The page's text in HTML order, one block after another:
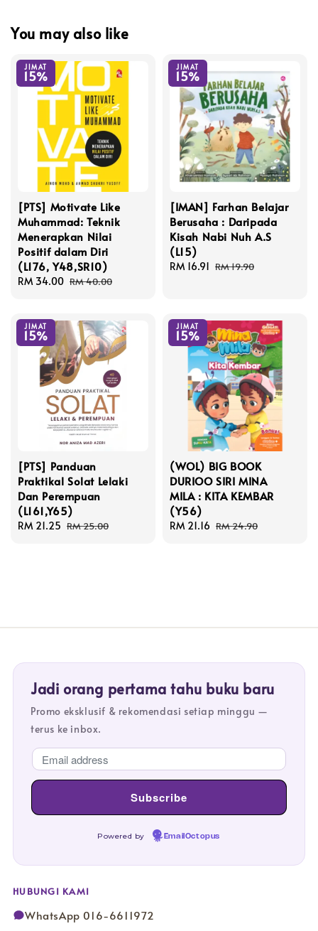
You may also like
JIMAT
15%
[PTS] Motivate Like
Muhammad: Teknik
Menerapkan Nilai
Positif dalam Diri
(L176, Y48,SR10)
Sale
RM 34.00 Regular
RM 40.00
JIMAT
15%
[IMAN] Farhan Belajar
Berusaha : Daripada
Kisah Nabi Nuh A.S
(L15)
Sale
RM 16.91 Regular
RM 19.90
JIMAT
15%
[PTS] Panduan
Praktikal Solat Lelaki
Dan Perempuan
(L161,Y65)
Sale
RM 21.25 Regular
RM 25.00
JIMAT
15%
(WOL) BIG BOOK
DURIOO SIRI MINA
MILA : KITA KEMBAR
(Y56)
Sale
RM 21.16 Regular
RM 24.90
Jadi orang pertama tahu buku baru
Promo eksklusif & rekomendasi setiap minggu —
terus ke inbox.
Powered by EmailOctopus
HUBUNGI KAMI
WhatsApp 016-6611972